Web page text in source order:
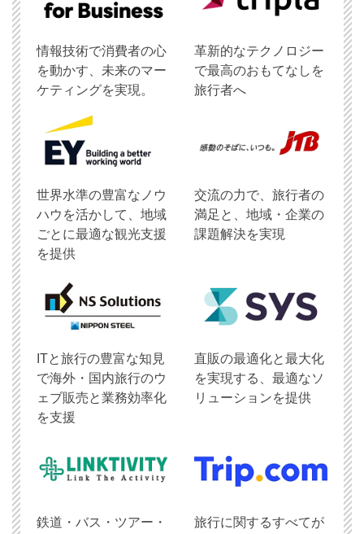
情報技術で消費者の心
を動かす、未来のマー
ケティングを実現。
革新的なテクノロジー
で最高のおもてなしを
旅行者へ
世界水準の豊富なノウ
ハウを活かして、地域
ごとに最適な観光支援
を提供
交流の力で、旅行者の
満足と、地域・企業の
課題解決を実現
ITと旅行の豊富な知見
で海外・国内旅行のウ
ェブ販売と業務効率化
を支援
直販の最適化と最大化
を実現する、最適なソ
リューションを提供
鉄道・バス・ツアー・
旅行に関するすべてが